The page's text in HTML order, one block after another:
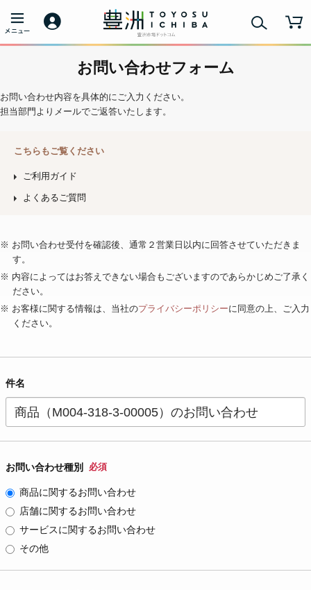
お問い合わせフォーム
お問い合わせ内容を具体的にご入力ください。
担当部門よりメールでご返答いたします。
こちらもご覧ください
ご利用ガイド
よくあるご質問
※ お問い合わせ受付を確認後、通常２営業日以内に回答させていただきま
す。
※ 内容によってはお答えできない場合もございますのであらかじめご了承く
ださい。
※ お客様に関する情報は、当社のプライバシーポリシーに同意の上、ご入力
ください。
件名
お問い合わせ種別 必須
商品に関するお問い合わせ
店舗に関するお問い合わせ
サービスに関するお問い合わせ
その他